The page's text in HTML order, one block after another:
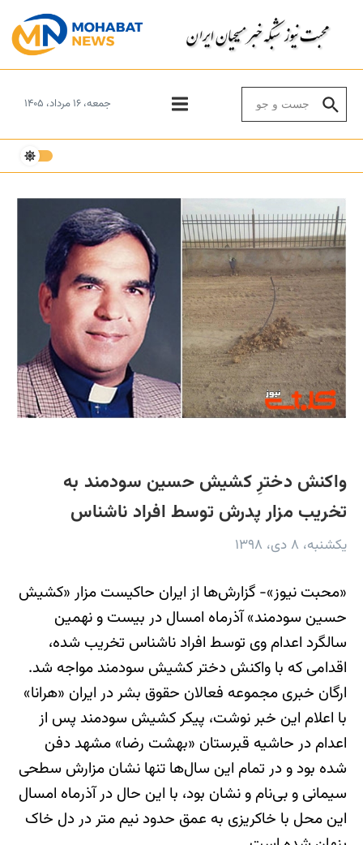
جمعه، ۱۶ مرداد، ۱۴۰۵
واکنش دخترِ کشیش حسین سودمند به
تخریب مزار پدرش توسط افراد ناشناس
یکشنبه، ۸ دی، ۱۳۹۸
«محبت نیوز»- گزارش‌‌ها از ایران حاکیست مزار «کشیش
حسین سودمند» آذرماه امسال در بیست و نهمین
سالگرد اعدام وی توسط افراد ناشناس تخریب شده،
اقدامی که با واکنش دختر کشیش سودمند مواجه شد.
ارگان خبری مجموعه فعالان حقوق بشر در ایران «هرانا»
با اعلام این خبر نوشت، پیکر کشیش سودمند پس از
اعدام در حاشیه قبرستان «بهشت رضا» مشهد دفن
شده بود و در تمام این سال‌ها تنها نشان مزارش سطحی
سیمانی و بی‌نام و نشان بود، با این حال در آذرماه امسال
این محل با خاکریزی به عمق حدود نیم متر در دل خاک